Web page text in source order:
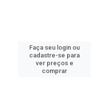
Faça seu login ou
cadastre-se para
ver preços e
comprar